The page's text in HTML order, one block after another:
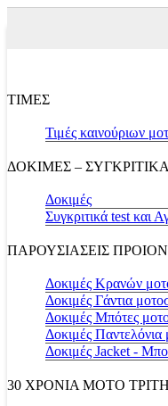
ΤΙΜΕΣ
Τιμές καινούριων
ΔΟΚΙΜΕΣ – ΣΥΓΚΡΙΤΙΚΑ
Δοκιμές
Συγκριτικά test και
ΠΑΡΟΥΣΙΑΣΕΙΣ
Δοκιμές Κρανών
Δοκιμές Γάντια
Δοκιμές Μπότες
Δοκιμές Παντελόνια
Δοκιμές Jacket -
30 ΧΡΟΝΙΑ MOTO ΤΡΙΤΗ